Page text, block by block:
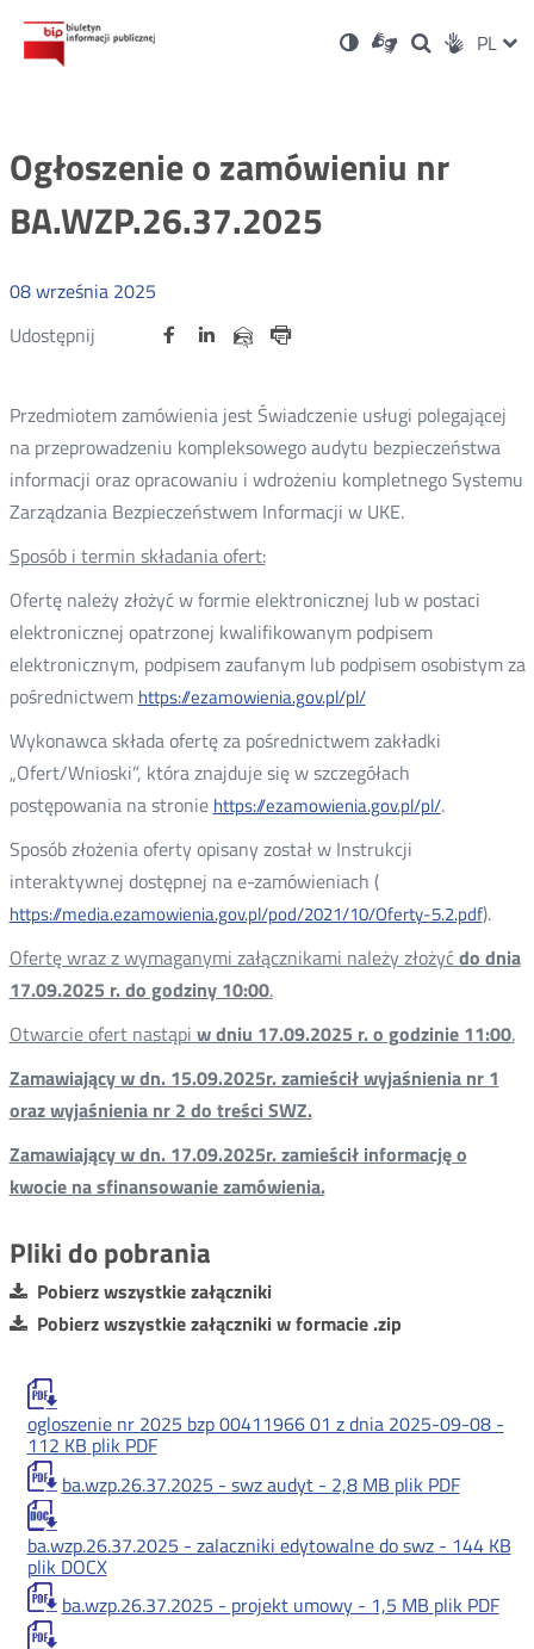
Ustawienia
Wersja
kontrastowa
Dla
niesłyszących
OtwórzOtwórz
w
Otwórz
w
Social PL
Ogłoszenie o zamówieniu nr
BA.WZP.26.37.2025
08września 2025
Udostępnij
Udostępnij
Otwórz Udostępnij
na
OtwórzUdostępnij
na
OtwórzUdostępnij
przez
Przedmiotem zamówienia jest Świadczenie usługi polegającej
na przeprowadzeniu kompleksowego audytu bezpieczeństwa
informacji oraz opracowaniu i wdrożeniu kompletnego Systemu
Zarządzania Bezpieczeństwem Informacji w UKE.
Sposób i termin składania ofert:
Ofertę należy złożyć w formie elektronicznej lub w postaci
elektronicznej opatrzonej kwalifikowanym podpisem
elektronicznym, podpisem zaufanym lub podpisem osobistym za
pośrednictwem https://ezamowienia.gov.pl/pl/
Wykonawca składa ofertę za pośrednictwem zakładki
„Ofert/Wnioski”, która znajduje się w szczegółach
postępowania na stronie https://ezamowienia.gov.pl/pl/.
Sposób złożenia oferty opisany został w Instrukcji
interaktywnej dostępnej na e-zamówieniach (
https://media.ezamowienia.gov.pl/pod/2021/10/Oferty-5.2.pdf).
Ofertę wraz z wymaganymi załącznikami należy złożyćdo dnia
17.09.2025 r. do godziny 10:00.
Otwarcie ofert nastąpi w dniu 17.09.2025 r. o godzinie 11:00.
Zamawiający w dn. 15.09.2025r. zamieścił wyjaśnienia nr 1
oraz wyjaśnienia nr 2 do treści SWZ.
Zamawiający w dn. 17.09.2025r. zamieścił informację o
kwocie na sfinansowanie zamówienia.
Pliki do pobrania
Pobierz wszystkie załączniki
Pobierz wszystkie załączniki w formacie .zip
ogloszenie nr 2025 bzp 00411966 01 z dnia 2025-09-08 -
112 KB plik PDF
ba.wzp.26.37.2025 - swz audyt - 2,8 MB plik PDF
ba.wzp.26.37.2025 - zalaczniki edytowalne do swz - 144 KB
plik DOCX
ba.wzp.26.37.2025 - projekt umowy - 1,5 MB plik PDF